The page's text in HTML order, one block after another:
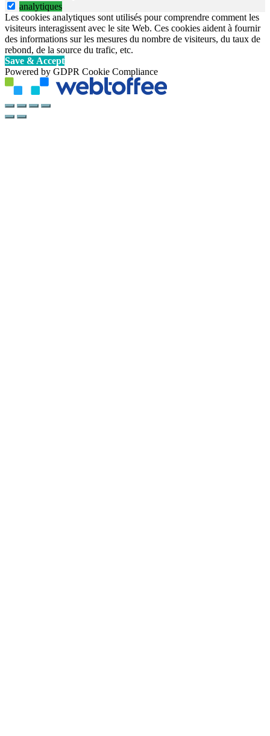
analytiques
Les cookies analytiques sont utilisés pour comprendre comment les
visiteurs interagissent avec le site Web. Ces cookies aident à fournir
des informations sur les mesures du nombre de visiteurs, du taux de
rebond, de la source du trafic, etc.
Save & Accept
Powered by GDPR Cookie Compliance